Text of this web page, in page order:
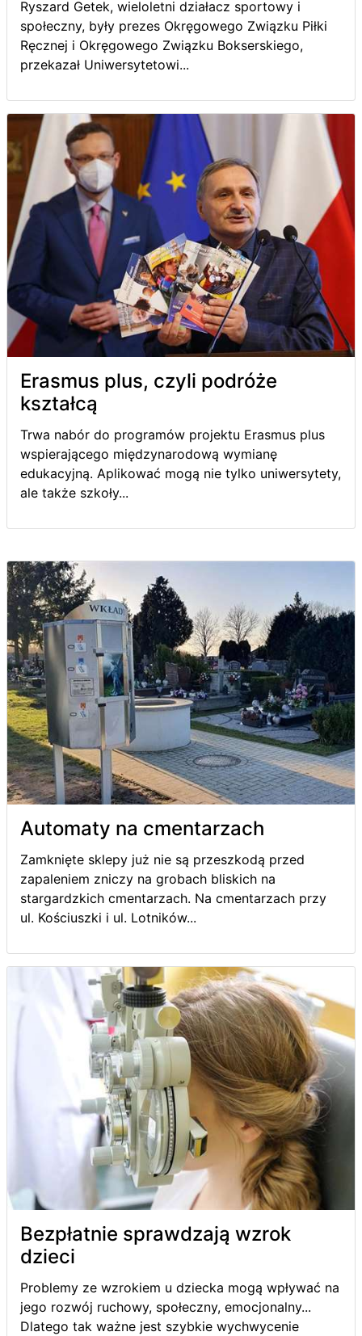
Ryszard Getek, wieloletni działacz sportowy i
społeczny, były prezes Okręgowego Związku Piłki
Ręcznej i Okręgowego Związku Bokserskiego,
przekazał Uniwersytetowi...
Erasmus plus, czyli podróże
kształcą
Trwa nabór do programów projektu Erasmus plus
wspierającego międzynarodową wymianę
edukacyjną. Aplikować mogą nie tylko uniwersytety,
ale także szkoły...
Automaty na cmentarzach
Zamknięte sklepy już nie są przeszkodą przed
zapaleniem zniczy na grobach bliskich na
stargardzkich cmentarzach. Na cmentarzach przy
ul. Kościuszki i ul. Lotników...
Bezpłatnie sprawdzają wzrok
dzieci
Problemy ze wzrokiem u dziecka mogą wpływać na
jego rozwój ruchowy, społeczny, emocjonalny...
Dlatego tak ważne jest szybkie wychwycenie